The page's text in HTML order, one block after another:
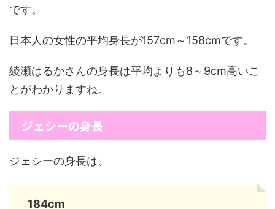
です。
日本人の女性の平均身長が157cm～158cmです。
綾瀬はるかさんの身長は平均よりも8～9cm高いこ
とがわかりますね。
ジェシーの身長
ジェシーの身長は、
184cm